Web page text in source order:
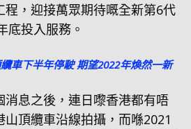
程，迎接萬眾期待嘅全新第6代
底投入服務。
纜車下半年停駛 期望2022年煥然一新
消息之後，連日嚟香港都有唔
頂纜車沿線拍攝，而喺2021